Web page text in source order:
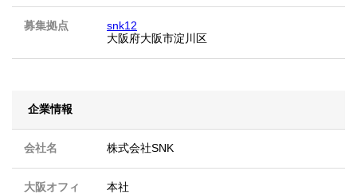
募集拠点
snk12
大阪府大阪市淀川区
企業情報
会社名 株式会社SNK
大阪オフィ
本社